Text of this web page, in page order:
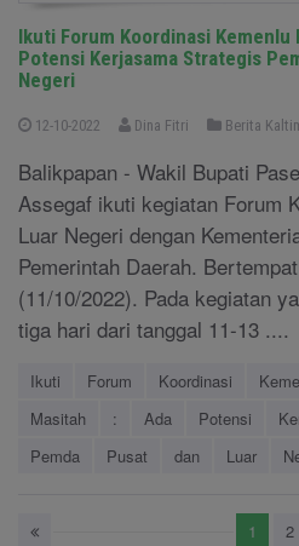
Ikuti Forum Koordinasi Kemenlu
Potensi Kerjasama Strategis
Negeri
12-10-2022 Dina Fitri Berita
Balikpapan - Wakil Bupati
Assegaf ikuti kegiatan Forum
Luar Negeri dengan
Pemerintah Daerah.
(11/10/2022). Pada kegiatan
tiga hari dari tanggal 11-13 ....
Ikuti Forum Koordinasi
Masitah
: Ada Potensi
Pemda
Pusat dan Luar
1 2